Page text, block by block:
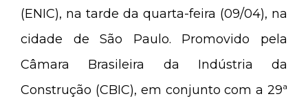
(ENIC), na tarde da quarta-feira (09/04), na
cidade de São Paulo. Promovido pela
Câmara Brasileira da Indústria da
Construção (CBIC), em conjunto com a 29ª